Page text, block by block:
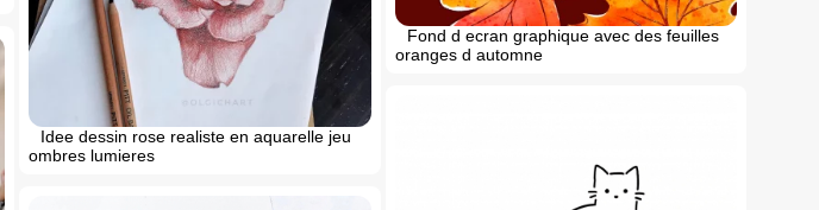
Fond d ecran graphique avec des feuilles
oranges d automne
Idee dessin rose realiste en aquarelle jeu
ombres lumieres